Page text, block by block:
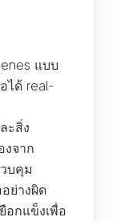
แบบ
ได้ real-
ะสิ่ง
จาก
บคุม
ย่างผิด
อกแข็งเพื่อ